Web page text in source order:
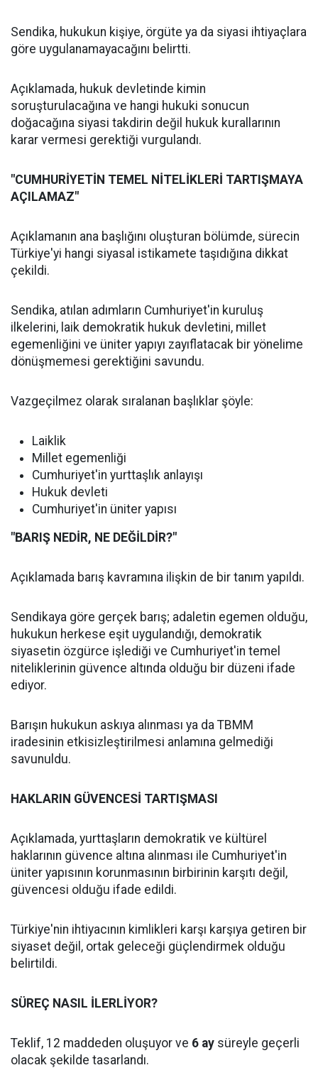
Sendika, hukukun kişiye, örgüte ya da siyasi ihtiyaçlara
göre uygulanamayacağını belirtti.
Açıklamada, hukuk devletinde kimin
soruşturulacağına ve hangi hukuki sonucun
doğacağına siyasi takdirin değil hukuk kurallarının
karar vermesi gerektiği vurgulandı.
"CUMHURİYETİN TEMEL NİTELİKLERİ TARTIŞMAYA
AÇILAMAZ"
Açıklamanın ana başlığını oluşturan bölümde, sürecin
Türkiye'yi hangi siyasal istikamete taşıdığına dikkat
çekildi.
Sendika, atılan adımların Cumhuriyet'in kuruluş
ilkelerini, laik demokratik hukuk devletini, millet
egemenliğini ve üniter yapıyı zayıflatacak bir yönelime
dönüşmemesi gerektiğini savundu.
Vazgeçilmez olarak sıralanan başlıklar şöyle:
Laiklik
Millet egemenliği
Cumhuriyet'in yurttaşlık anlayışı
Hukuk devleti
Cumhuriyet'in üniter yapısı
"BARIŞ NEDİR, NE DEĞİLDİR?"
Açıklamada barış kavramına ilişkin de bir tanım yapıldı.
Sendikaya göre gerçek barış; adaletin egemen olduğu,
hukukun herkese eşit uygulandığı, demokratik
siyasetin özgürce işlediği ve Cumhuriyet'in temel
niteliklerinin güvence altında olduğu bir düzeni ifade
ediyor.
Barışın hukukun askıya alınması ya da TBMM
iradesinin etkisizleştirilmesi anlamına gelmediği
savunuldu.
HAKLARIN GÜVENCESİ TARTIŞMASI
Açıklamada, yurttaşların demokratik ve kültürel
haklarının güvence altına alınması ile Cumhuriyet'in
üniter yapısının korunmasının birbirinin karşıtı değil,
güvencesi olduğu ifade edildi.
Türkiye'nin ihtiyacının kimlikleri karşı karşıya getiren bir
siyaset değil, ortak geleceği güçlendirmek olduğu
belirtildi.
SÜREÇ NASIL İLERLİYOR?
Teklif, 12 maddeden oluşuyor ve 6 ay süreyle geçerli
olacak şekilde tasarlandı.